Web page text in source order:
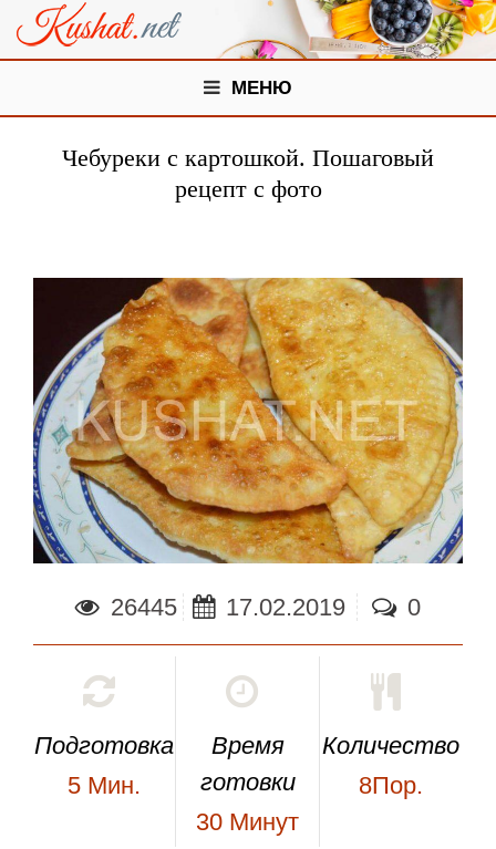
МЕНЮ
Чебуреки с картошкой. Пошаговый
рецепт с фото
26445 17.02.2019 0
Подготовка
5 Мин.
Время
готовки
30 Минут
Количество
8Пор.